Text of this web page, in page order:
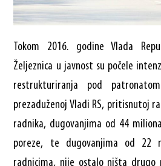
Tokom 2016. godine Vlada
Željeznica u javnost su počele
restrukturiranja pod
prezaduženoj Vladi RS, pritisnutoj
radnika, dugovanjima od 44
poreze, te dugovanjima od 22
radnicima, nije ostalo ništa drugo